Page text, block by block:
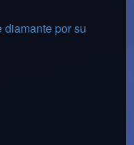
diamante por su